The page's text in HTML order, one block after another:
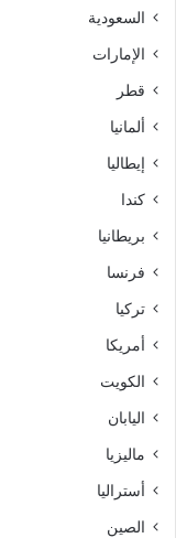
السعودية
الإمارات
قطر
ألمانيا
إيطاليا
كندا
بريطانيا
فرنسا
تركيا
أمريكا
الكويت
اليابان
ماليزيا
أستراليا
الصين